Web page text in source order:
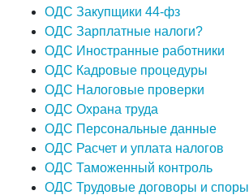
ОДС Закупщики 44-фз
ОДС Зарплатные налоги?
ОДС Иностранные работники
ОДС Кадровые процедуры
ОДС Налоговые проверки
ОДС Охрана труда
ОДС Персональные данные
ОДС Расчет и уплата налогов
ОДС Таможенный контроль
ОДС Трудовые договоры и споры